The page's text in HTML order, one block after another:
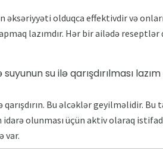
əksəriyyəti olduqca effektivdir və
lazımdır. Hər bir ailədə reseptlər
su ilə qarışdırılması
qarışdırın. Bu əlcəklər geyilməlidir.
olunması üçün aktiv olaraq
var.